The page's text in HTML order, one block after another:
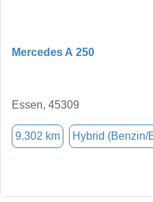
Mercedes A 250
Essen, 45309
9.302 km Hybrid (Benzin/